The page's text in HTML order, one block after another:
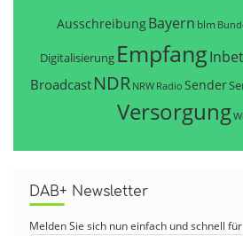
AusschreibungBayern blm
Digitalisierung Empfang
Broadcast NDR NRW Radio Sender
Versorgung
DAB+ Newsletter
Melden Sie sich nun einfach und schnell